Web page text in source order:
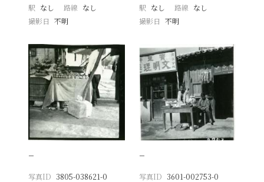
駅 なし 路線 なし
撮影日
不明
駅 なし 路線 なし
撮影日 不明
−
写真ID 3805-038621-0
−
写真ID 3601-002753-0